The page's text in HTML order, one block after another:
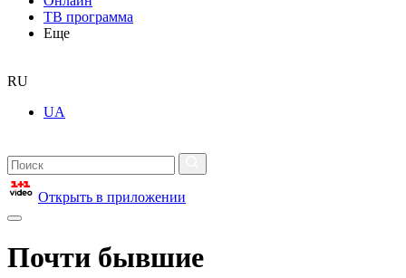
ТВ программа
Еще
RU
UA
Открыть в приложении
Почти бывшие